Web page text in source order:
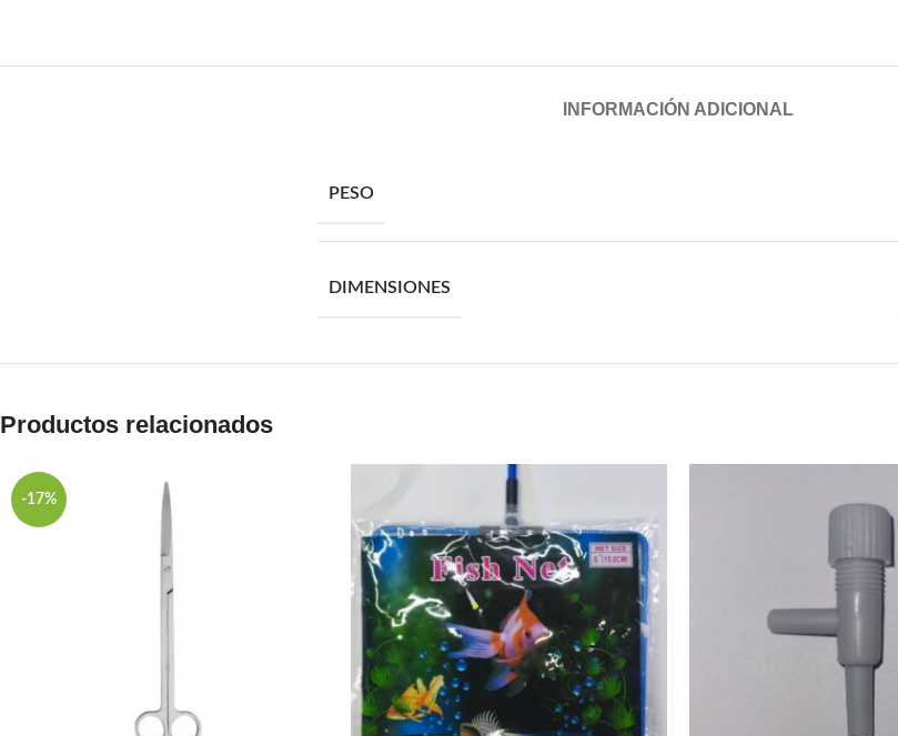
INFORMACIÓN ADICIONAL
PESO
DIMENSIONES
Productos relacionados
-17%